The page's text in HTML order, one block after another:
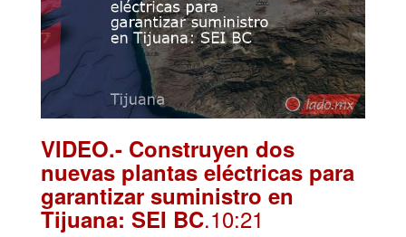
VIDEO.- Construyen dos
nuevas plantas eléctricas para
garantizar suministro en
Tijuana: SEI BC.10:21